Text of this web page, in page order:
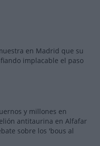
en Madrid que su
implacable el paso
y millones en
antitaurina en Alfafar
sobre los 'bous al